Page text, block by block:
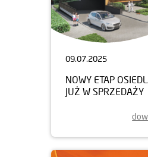
09.07.2025
NOWY ETAP
JUŻ W SPRZEDAŻY